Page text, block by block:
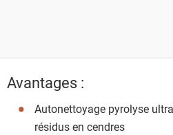
Avantages :
Autonettoyage pyrolyse
résidus en cendres